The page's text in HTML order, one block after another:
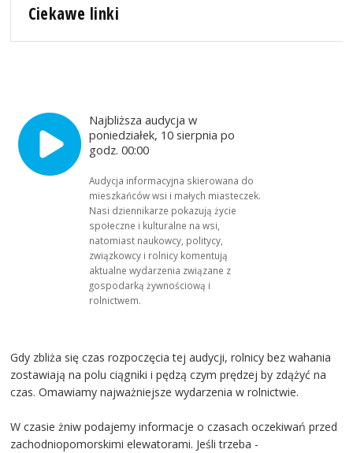
Ciekawe linki
Najbliższa audycja w
poniedziałek, 10 sierpnia po
godz. 00:00
Audycja informacyjna skierowana do
mieszkańców wsi i małych miasteczek.
Nasi dziennikarze pokazują życie
społeczne i kulturalne na wsi,
natomiast naukowcy, politycy,
związkowcy i rolnicy komentują
aktualne wydarzenia związane z
gospodarką żywnościową i
rolnictwem.
Gdy zbliża się czas rozpoczęcia tej audycji, rolnicy bez wahania
zostawiają na polu ciągniki i pędzą czym prędzej by zdążyć na
czas. Omawiamy najważniejsze wydarzenia w rolnictwie.
W czasie żniw podajemy informacje o czasach oczekiwań przed
zachodniopomorskimi elewatorami. Jeśli trzeba -